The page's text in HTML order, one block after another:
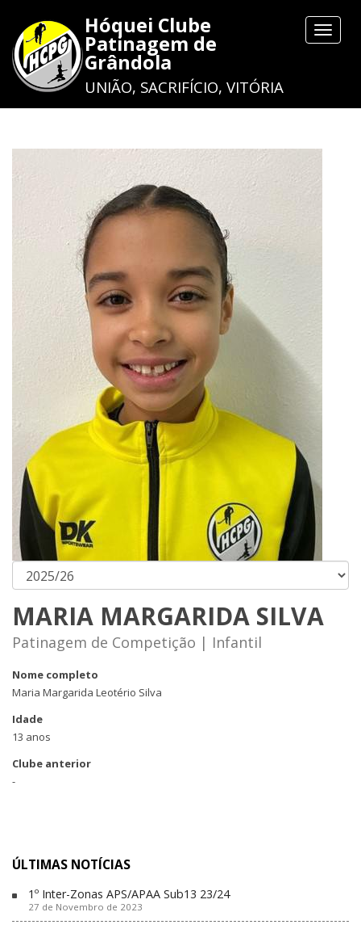
Toggle
Hóquei Clube
Patinagem de
Grândola
UNIÃO, SACRIFÍCIO, VITÓRIA
MARIA MARGARIDA SILVA
Patinagem de Competição | Infantil
Nome completo
Maria Margarida Leotério Silva
Idade
13 anos
Clube anterior
-
ÚLTIMAS NOTÍCIAS
1º Inter-Zonas APS/APAA Sub13 23/24
27 de Novembro de 2023